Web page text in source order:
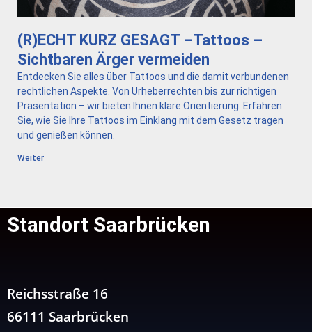
(R)ECHT KURZ GESAGT –Tattoos –
Sichtbaren Ärger vermeiden
Entdecken Sie alles über Tattoos und die damit verbundenen
rechtlichen Aspekte. Von Urheberrechten bis zur richtigen
Präsentation – wir bieten Ihnen klare Orientierung. Erfahren
Sie, wie Sie Ihre Tattoos im Einklang mit dem Gesetz tragen
und genießen können.
Weiter
Standort Saarbrücken
Reichsstraße 16
66111 Saarbrücken